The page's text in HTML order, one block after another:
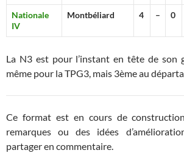
Nationale
IV
Montbéliard 4 – 0
La N3 est pour l’instant en tête de son
même pour la TPG3, mais 3ème au
Ce format est en cours de
remarques ou des idées
partager en commentaire.